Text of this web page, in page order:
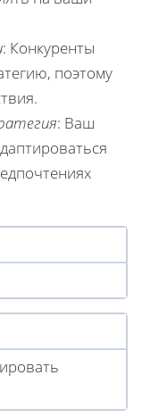
: Конкуренты
поэтому
: Ваш